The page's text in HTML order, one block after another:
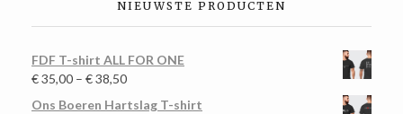
NIEUWSTE PRODUCTEN
FDF T-shirt ALL FOR ONE
€35,00 – €38,50
Ons Boeren Hartslag T-shirt